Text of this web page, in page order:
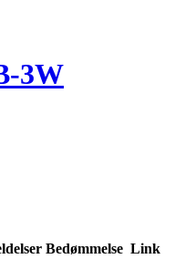
3W
Bedømmelse Link